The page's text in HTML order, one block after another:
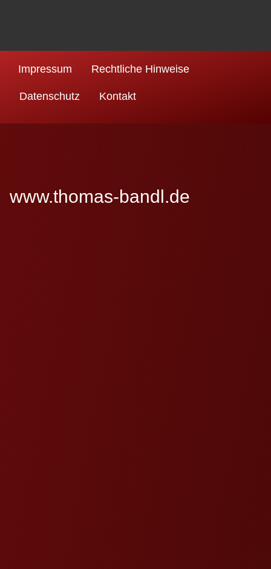
Impressum Rechtliche Hinweise
Datenschutz Kontakt
www.thomas-bandl.de